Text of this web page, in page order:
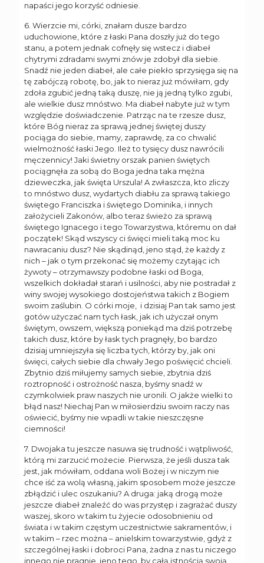
napaści jego korzyść odniesie.
6. Wierzcie mi, córki, znałam dusze bardzo
uduchowione, które z łaski Pana doszły już do tego
stanu, a potem jednak cofnęły się wstecz i diabeł
chytrymi zdradami swymi znów je zdobył dla siebie.
Snadź nie jeden diabeł, ale całe piekło sprzysięga się na
tę zabójczą robotę, bo, jak to nieraz już mówiłam, gdy
zdoła zgubić jedną taką duszę, nie ją jedną tylko zgubi,
ale wielkie dusz mnóstwo. Ma diabeł nabyte już w tym
względzie doświadczenie. Patrząc na te rzesze dusz,
które Bóg nieraz za sprawą jednej świętej duszy
pociąga do siebie, mamy, zaprawdę, za co chwalić
wielmożność łaski Jego. Ileż to tysięcy dusz nawrócili
męczennicy! Jaki świetny orszak panien świętych
pociągnęła za sobą do Boga jedna taka mężna
dzieweczka, jak święta Urszula! A zwłaszcza, kto zliczy
to mnóstwo dusz, wydartych diabłu za sprawą takiego
świętego Franciszka i świętego Dominika, i innych
założycieli Zakonów, albo teraz świeżo za sprawą
świętego Ignacego i tego Towarzystwa, któremu on dał
początek! Skąd wszyscy ci święci mieli taką moc ku
nawracaniu dusz? Nie skądinąd, jeno stąd, że każdy z
nich – jak o tym przekonać się możemy czytając ich
żywoty – otrzymawszy podobne łaski od Boga,
wszelkich dokładał starań i usilności, aby nie postradał z
winy swojej wysokiego dostojeństwa takich z Bogiem
swoim zaślubin. O córki moje, i dzisiaj Pan tak samo jest
gotów użyczać nam tych łask, jak ich użyczał onym
świętym, owszem, większą poniekąd ma dziś potrzebę
takich dusz, które by łask tych pragnęły, bo bardzo
dzisiaj umniejszyła się liczba tych, którzy by, jak oni
święci, całych siebie dla chwały Jego poświęcić chcieli.
Zbytnio dziś miłujemy samych siebie, zbytnia dziś
roztropność i ostrożność nasza, byśmy snadź w
czymkolwiek praw naszych nie uronili. O jakże wielki to
błąd nasz! Niechaj Pan w miłosierdziu swoim raczy nas
oświecić, byśmy nie wpadli w takie nieszczęsne
ciemności!
7. Dwojaka tu jeszcze nasuwa się trudność i wątpliwość,
którą mi zarzucić możecie. Pierwsza, że jeśli dusza tak
jest, jak mówiłam, oddana woli Bożej i w niczym nie
chce iść za wolą własną, jakim sposobem może jeszcze
zbłądzić i ulec oszukaniu? A druga: jaką drogą może
jeszcze diabeł znaleźć do was przystęp i zagrażać duszy
waszej, skoro w takim tu żyjecie odosobnieniu od
świata i w takim częstym uczestnictwie sakramentów, i
w takim – rzec można – anielskim towarzystwie, gdyż z
szczególnej łaski i dobroci Pana, żadna z nas tu niczego
innego nie pragnie, jeno tego, by całą istnością swoją